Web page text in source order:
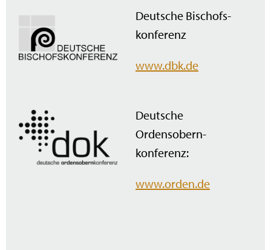
Deutsche Bischofs­
konferenz
www.dbk.de
Deutsche
Ordensobern­
konferenz:
www.orden.de